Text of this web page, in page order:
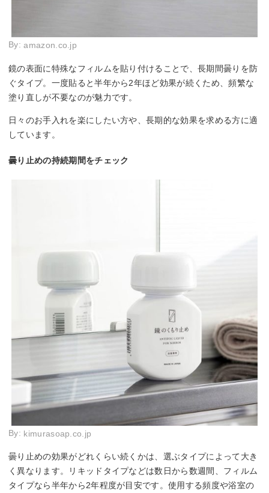
By:amazon.co.jp
鏡の表面に特殊なフィルムを貼り付けることで、長期間曇りを防
ぐタイプ。一度貼ると半年から2年ほど効果が続くため、頻繁な
塗り直しが不要なのが魅力です。
日々のお手入れを楽にしたい方や、長期的な効果を求める方に適
しています。
曇り止めの持続期間をチェック
By: kimurasoap.co.jp
曇り止めの効果がどれくらい続くかは、選ぶタイプによって大き
く異なります。リキッドタイプなどは数日から数週間、フィルム
タイプなら半年から2年程度が目安です。使用する頻度や浴室の